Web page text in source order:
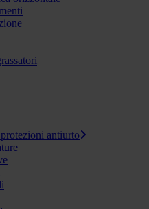
antiurto